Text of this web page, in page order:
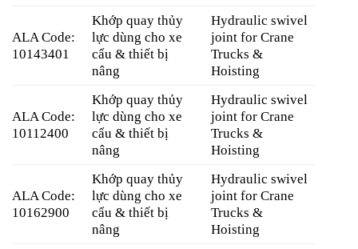
ALA Code:
10143401
Khớp quay thủy
lực dùng cho xe
cẩu & thiết bị
nâng
Hydraulic swivel
joint for Crane
Trucks &
Hoisting
ALA Code:
10112400
Khớp quay thủy
lực dùng cho xe
cẩu & thiết bị
nâng
Hydraulic swivel
joint for Crane
Trucks &
Hoisting
ALA Code:
10162900
Khớp quay thủy
lực dùng cho xe
cẩu & thiết bị
nâng
Hydraulic swivel
joint for Crane
Trucks &
Hoisting